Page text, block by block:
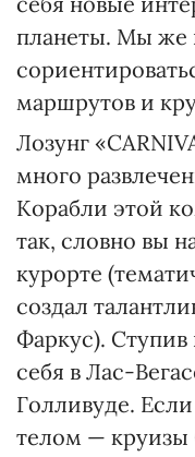
планеты. Мы
маршрутов и
Лозунг
много
Корабли этой
так, словно вы
курорте
создал
Фаркус). Ступив
себя в Лас-
Голливуде.
телом — круизы